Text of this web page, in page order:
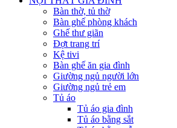
Bàn thờ, tủ thờ
Bàn ghế phòng khách
Ghế thư giãn
Đợt trang trí
Kệ tivi
Bàn ghế ăn gia đình
Giường ngủ người lớn
Giường ngủ trẻ em
Tủ áo
Tủ áo gia đình
Tủ áo bằng sắt